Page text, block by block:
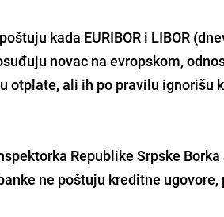
kada EURIBOR i LIBOR
novac na evropskom,
otplate, ali ih po pravilu ignorišu
Republike Srpske
ne poštuju kreditne